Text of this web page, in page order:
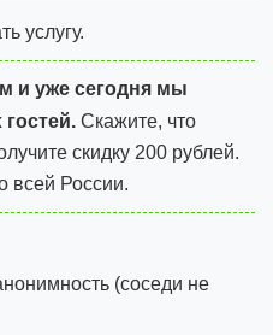
услугу.
и уже сегодня мы
Скажите, что
скидку 200 рублей.
всей России.
(соседи не